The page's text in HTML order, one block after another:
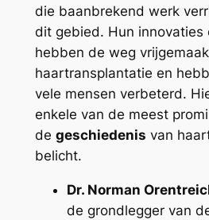
die baanbrekend werk
dit gebied. Hun innovaties
hebben de weg
haartransplantatie en
vele mensen verbeterd.
enkele van de meest
de geschiedenis van
belicht.
Dr. Norman
de grondlegger van